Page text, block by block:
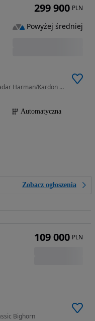
5654 cm3 • 360 KM • AWD Blacktop 6os Radar Harman/Kardon Skóra FV23%
Automatyczna
Zobacz ogłoszenia
299 900 PLN
Powyżej średniej
Bighorn
109 000 PLN